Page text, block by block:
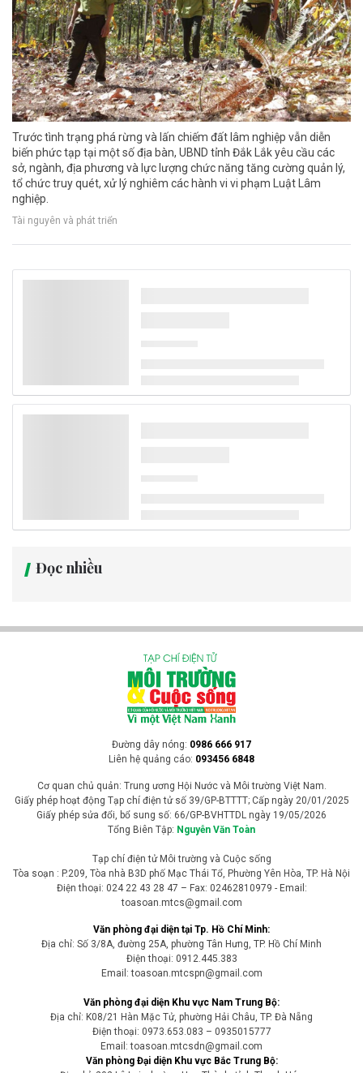
Trước tình trạng phá rừng và lấn chiếm đất lâm nghiệp vẫn diễn
biến phức tạp tại một số địa bàn, UBND tỉnh Đắk Lắk yêu cầu các
sở, ngành, địa phương và lực lượng chức năng tăng cường quản lý,
tổ chức truy quét, xử lý nghiêm các hành vi vi phạm Luật Lâm
nghiệp.
Tài nguyên và phát triển
Đà Nẵng hướng tới 100% xe buýt xanh vào
hành khách công cộng theo hướng xanh, đặt mục tiêu đến năm
Hoàn thiện cơ chế phân bổ hạn ngạch phát
Việc thí điểm phân bổ hạn ngạch phát thải khí nhà kính trong giai
đoạn 2025 - 2026 không chỉ đánh dấu bước chuyển từ cơ chế quản
lý sang kiểm soát phát thải bằng công cụ thị trường mà còn tạo
nền tảng quan trọng cho việc vận hành thị trường các-bon trong
nước theo lộ trình của Chính phủ.